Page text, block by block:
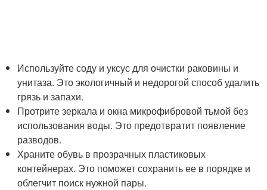
Используйте соду и уксус для очистки раковины и
унитаза. Это экологичный и недорогой способ удалить
грязь и запахи.
Протрите зеркала и окна микрофибровой тьмой без
использования воды. Это предотвратит появление
разводов.
Храните обувь в прозрачных пластиковых
контейнерах. Это поможет сохранить ее в порядке и
облегчит поиск нужной пары.